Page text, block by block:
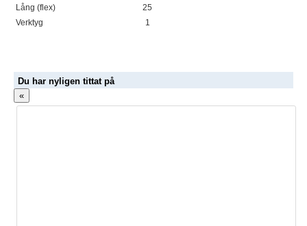
Lång (flex)
25
Verktyg
1
Du har nyligen tittat på
«